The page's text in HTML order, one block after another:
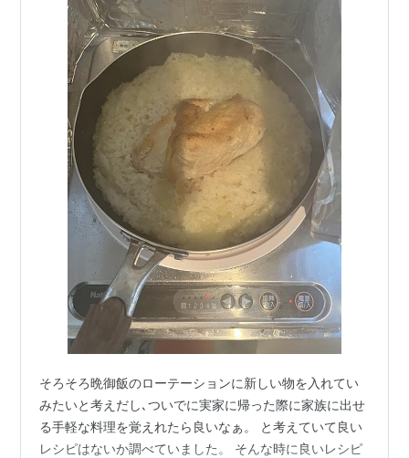
そろそろ晩御飯のローテーションに新しい物を入れてい
みたいと考えだし､ついでに実家に帰った際に家族に出せ
る手軽な料理を覚えれたら良いなぁ。 と考えていて良い
レシピはないか調べていました。 そんな時に良いレシピ